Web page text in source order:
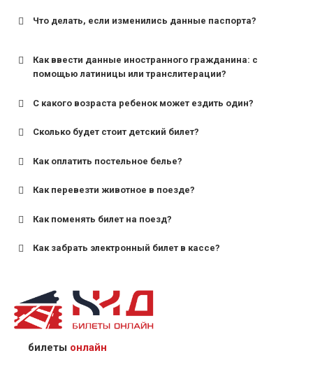
Что делать, если изменились данные паспорта?
Как ввести данные иностранного гражданина: с
помощью латиницы или транслитерации?
С какого возраста ребенок может ездить один?
для поездов дальнего следования — от 10 лет и
для пригородных поездов — от 7 лет.
Сколько будет стоит детский билет?
Как оплатить постельное белье?
Как перевезти животное в поезде?
Как поменять билет на поезд?
Как забрать электронный билет в кассе?
назвав кассиру 14-значный номер заказа;
предъявив удостоверение личности пассажира, на
кого оформлен билет.
билеты онлайн